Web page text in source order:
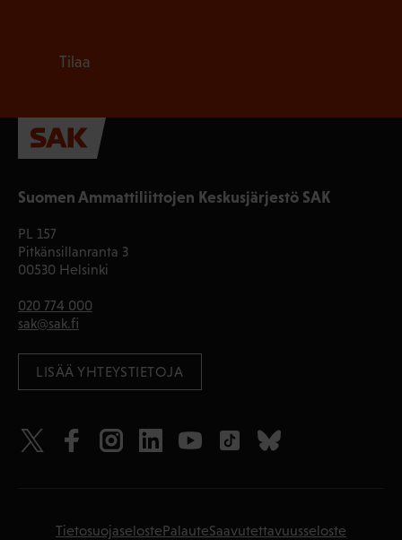
Suomen Ammattiliittojen Keskusjärjestö SAK
PL 157
Pitkänsillanranta 3
00530 Helsinki
020 774 000
sak@sak.fi
LISÄÄ YHTEYSTIETOJA
Tilaa
TietosuojaselostePalauteSaavutettavuusseloste